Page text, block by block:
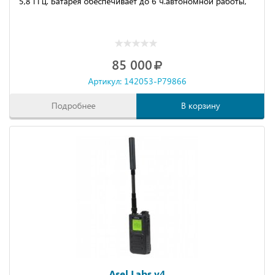
85 000
Артикул: 142053-P79866
Подробнее В корзину